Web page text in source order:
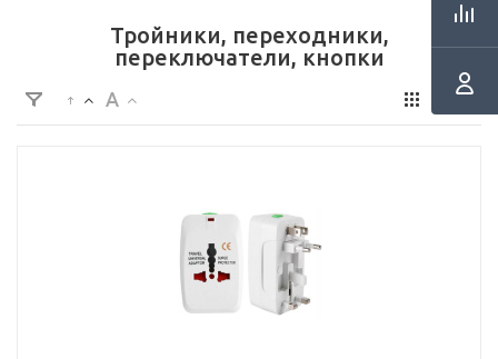
Тройники, переходники,
переключатели, кнопки